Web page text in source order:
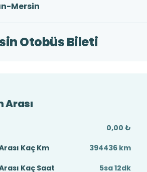
Mersin
Otobüs Bileti
Arası
0,00 ₺
Kaç Km
394436 km
Kaç Saat
5sa 12dk